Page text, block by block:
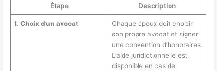
Étape
Description
1. Choix d’un avocat
Chaque époux doit choisir
son propre avocat et signer
une convention d’honoraires.
L’aide juridictionnelle est
disponible en cas de